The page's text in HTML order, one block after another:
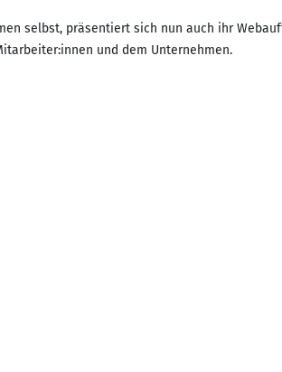
selbst, präsentiert sich nun auch ihr
und dem Unternehmen.